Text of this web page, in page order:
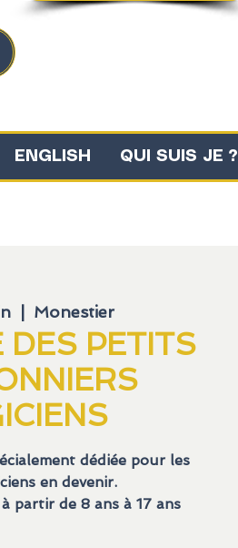
ENGLISH QUI SUIS JE ?
  |
Monestier
DES PETITS
dédiée pour les
en devenir.
partir de 8 ans à 17 ans